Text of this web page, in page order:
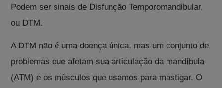
Podem ser sinais de Disfunção Temporomandibular,
ou DTM.
A DTM não é uma doença única, mas um conjunto de
problemas que afetam sua articulação da mandíbula
(ATM) e os músculos que usamos para mastigar. O